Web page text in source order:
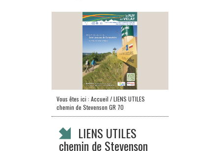
Vous êtes ici : Accueil / LIENS UTILES
chemin de Stevenson GR 70
LIENS UTILES
chemin de Stevenson